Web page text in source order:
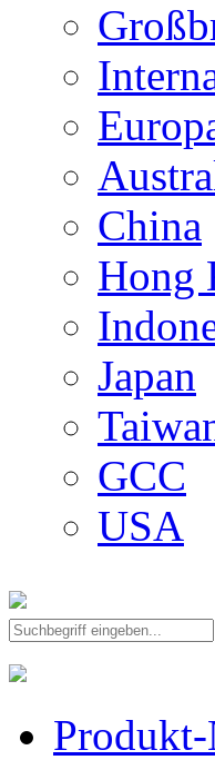
China
Hong
Japan
GCC
USA